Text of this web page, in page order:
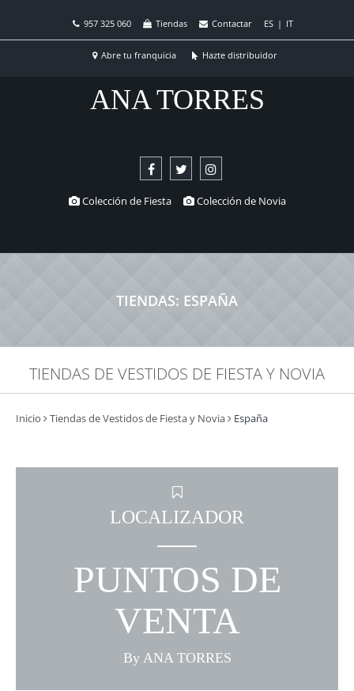
957 325 060 Tiendas Contactar ES | IT
Abre tu franquicia Hazte distribuidor
ANA TORRES
Colección de Fiesta Colección de Novia
TIENDAS: ESPAÑA
TIENDAS DE VESTIDOS DE FIESTA Y NOVIA
Inicio Tiendas de Vestidos de Fiesta y Novia España
LOCALIZADOR
PUNTOS DE
VENTA
By ANA TORRES